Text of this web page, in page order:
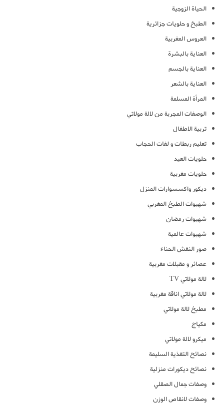
الحياة الزوجية
الطبخ و حلويات جزائرية
العروس المغربية
العناية بالبشرة
العناية بالجسم
العناية بالشعر
المرأة المسلمة
الوصفات المجربة من لالة مولاتي
تربية الاطفال
تعليم ربطات و لفات الحجاب
حلويات العيد
حلويات مغربية
ديكور واكسسوارات المنزل
شهيوات الطبخ المغربي
شهيوات رمضان
شهيوات عالمية
صور النقش الحناء
عصائر و مقبلات مغربية
لالة مولاتي TV
لالة مولاتي اناقة مغربية
مطبخ لالة مولاتي
مكياج
ميكرو لالة مولاتي
نصائح التغذية السليمة
نصائح ديكورات منزلية
وصفات جمال الصقلي
وصفات لانقاص الوزن